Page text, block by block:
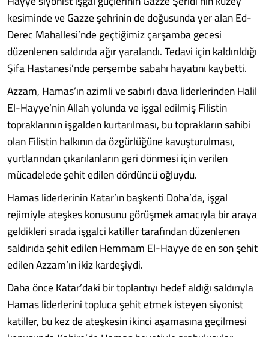
kesiminde ve Gazze şehrinin de doğusunda yer alan Ed-
Derec Mahallesi’nde geçtiğimiz çarşamba gecesi
düzenlenen saldırıda ağır yaralandı. Tedavi için kaldırıldığı
Şifa Hastanesi’nde perşembe sabahı hayatını kaybetti.
Azzam, Hamas’ın azimli ve sabırlı dava liderlerinden Halil
El-Hayye’nin Allah yolunda ve işgal edilmiş Filistin
topraklarının işgalden kurtarılması, bu toprakların sahibi
olan Filistin halkının da özgürlüğüne kavuşturulması,
yurtlarından çıkarılanların geri dönmesi için verilen
mücadelede şehit edilen dördüncü oğluydu.
Hamas liderlerinin Katar’ın başkenti Doha’da, işgal
rejimiyle ateşkes konusunu görüşmek amacıyla bir araya
geldikleri sırada işgalci katiller tarafından düzenlenen
saldırıda şehit edilen Hemmam El-Hayye de en son şehit
edilen Azzam’ın ikiz kardeşiydi.
Daha önce Katar’daki bir toplantıyı hedef aldığı saldırıyla
Hamas liderlerini topluca şehit etmek isteyen siyonist
katiller, bu kez de ateşkesin ikinci aşamasına geçilmesi